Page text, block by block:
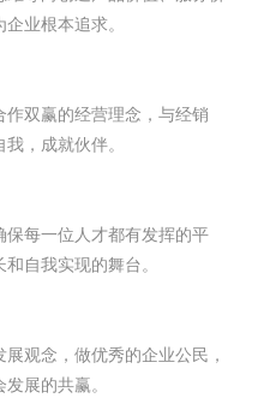
业根本追求。
双赢的经营理念，与经销
，成就伙伴。
每一位人才都有发挥的平
自我实现的舞台。
观念，做优秀的企业公民，
展的共赢。